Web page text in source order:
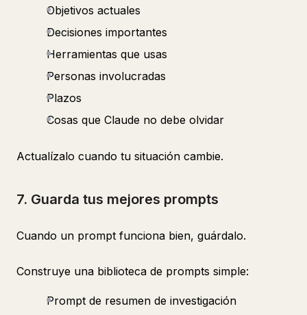
Objetivos actuales
Decisiones importantes
Herramientas que usas
Personas involucradas
Plazos
Cosas que Claude no debe olvidar
Actualízalo cuando tu situación cambie.
7. Guarda tus mejores prompts
Cuando un prompt funciona bien, guárdalo.
Construye una biblioteca de prompts simple:
Prompt de resumen de investigación